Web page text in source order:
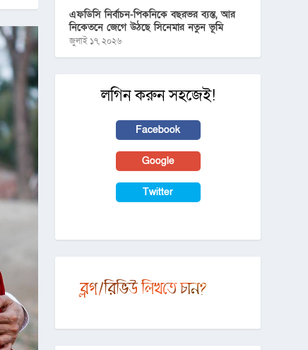
এফডিসি নির্বাচন-পিকনিকে বছরভর ব্যস্ত, আর
নিকেতনে জেগে উঠছে সিনেমার নতুন ভূমি
জুলাই ১৭, ২০২৬
লগিন করুন সহজেই!
Facebook
Google
Twitter